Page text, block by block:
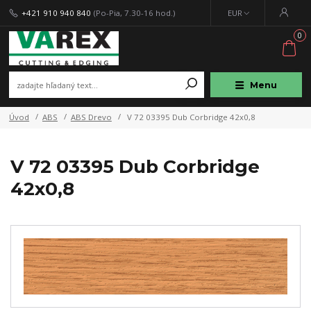
Menu
EUR
+421 910 940 840 (Po-Pia, 7.30-16 hod.)
0
Úvod ABS ABS Drevo V 72 03395 Dub Corbridge 42x0,8
V 72 03395 Dub Corbridge
42x0,8